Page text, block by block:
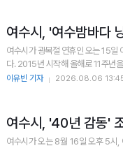
여수시, '여수밤바다
여수시가 광복절 연휴인 오는 15
다. 2015년 시작해 올해로 11주
이유빈 기자 2026.08.06
여수시, '40년 감동'
여수시가 오는 8월 16일 오후 5시,